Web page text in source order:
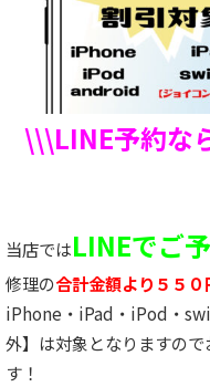
\\\LINE予約
当店ではLINEでご
修理の合計金額より５５０
iPhone・iPad・iPod・
外】は対象となりますの
す！